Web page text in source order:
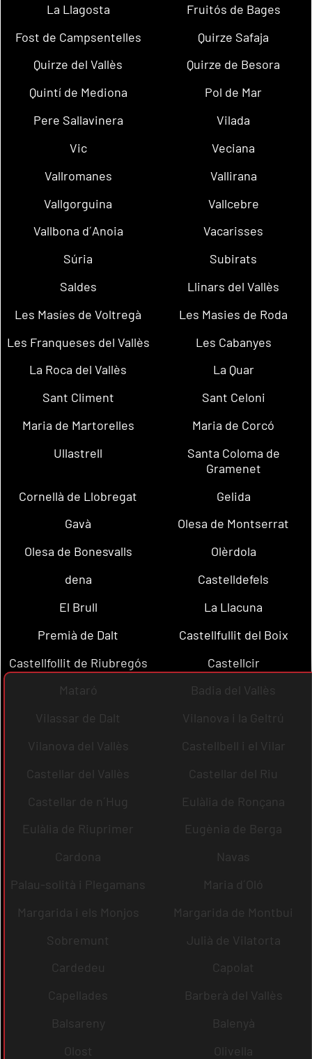
La Llagosta
Fruitós de Bages
Fost de Campsentelles
Quirze Safaja
Quirze del Vallès
Quirze de Besora
Quintí de Mediona
Pol de Mar
Pere Sallavinera
Vilada
Vic
Veciana
Vallromanes
Vallirana
Vallgorguina
Vallcebre
Vallbona d´Anoia
Vacarisses
Súria
Subirats
Saldes
Llinars del Vallès
Les Masíes de Voltregà
Les Masies de Roda
Les Franqueses del Vallès
Les Cabanyes
La Roca del Vallès
La Quar
Sant Climent
Sant Celoni
Maria de Martorelles
Maria de Corcó
Ullastrell
Santa Coloma de
Gramenet
Cornellà de Llobregat
Gelida
Gavà
Olesa de Montserrat
Olesa de Bonesvalls
Olèrdola
dena
Castelldefels
El Brull
La Llacuna
Premià de Dalt
Castellfullit del Boix
Castellfollit de Riubregós
Castellcir
Mataró
Badia del Vallès
Vilassar de Dalt
Vilanova i la Geltrú
Vilanova del Vallès
Castellbell i el Vilar
Castellar del Vallès
Castellar del Riu
Castellar de n´Hug
Eulàlia de Ronçana
Eulàlia de Riuprimer
Eugènia de Berga
Cardona
Navas
Palau-solità i Plegamans
Maria d´Oló
Margarida i els Monjos
Margarida de Montbui
Sobremunt
Julià de Vilatorta
Cardedeu
Capolat
Capellades
Barberà del Vallès
Balsareny
Balenyà
Olost
Olivella